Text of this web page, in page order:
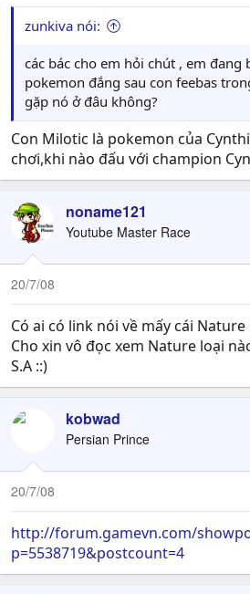
zunkiva nói:
các bác cho em hỏi chút , em đang
pokemon đắng sau con feebas
gặp nó ở đâu không?
Con Milotic là pokemon của
chơi,khi nào đấu với champion
noname121
Youtube Master Race
20/7/08
Có ai có link nói về mấy cái
Cho xin vô đọc xem Nature loại
S.A ::)
kobwad
Persian Prince
20/7/08
http://forum.gamevn.com/
p=5538719&postcount=4